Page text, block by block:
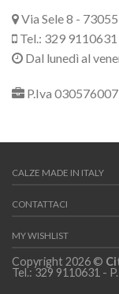
Via Sele 8 -
Tel.: 329 9110631
Dal lunedì al
P.Iva
CALZE MADE IN ITALY
CONTATTACI
MY WISHLIST
Copyright 2026 ©
Tel.: 329 9110631 -